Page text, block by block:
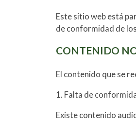
Este sitio web está
de conformidad de
CONTENIDO
El contenido que se
1. Falta de
Existe contenido